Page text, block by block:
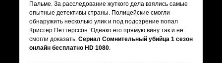
Пальме. За расследование жуткого дела взялись самые
опытные детективы страны. Полицейские смогли
обнаружить несколько улик и под подозрение попал
Кристер Петтерссон. Однако его прямую вину так и не
смогли доказать. Сериал Сомнительный убийца 1 сезон
онлайн бесплатно HD 1080.